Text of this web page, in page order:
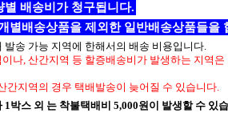
배송비가 청구됩니다.
별배송상품을 제외한 일반배송상품들을
발송 가능 지역에 한해서의 배송 비용입니다.
나, 산간지역 등 할증배송비가 발생하는 지역
간지역의 경우 택배발송이 늦어질 수 있습니다.
1박스 외 는 착불택배비 5,000원이 발생할 수 있